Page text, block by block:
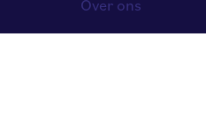
Over ons
Contact